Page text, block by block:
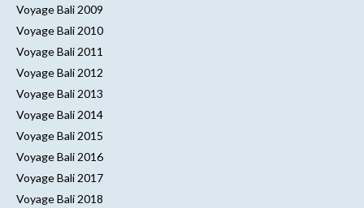
Voyage Bali 2009
Voyage Bali 2010
Voyage Bali 2011
Voyage Bali 2012
Voyage Bali 2013
Voyage Bali 2014
Voyage Bali 2015
Voyage Bali 2016
Voyage Bali 2017
Voyage Bali 2018